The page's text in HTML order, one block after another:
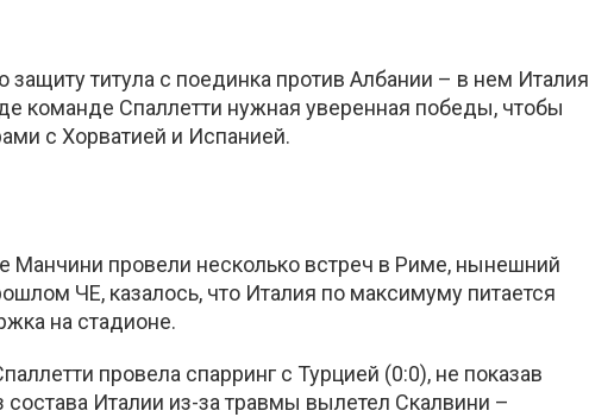
титула с поединка против Албании – в нем Италия
команде Спаллетти нужная уверенная победы, чтобы
с Хорватией и Испанией.
Манчини провели несколько встреч в Риме, нынешний
ЧЕ, казалось, что Италия по максимуму питается
на стадионе.
провела спарринг с Турцией (0:0), не показав
Италии из-за травмы вылетел Скалвини –